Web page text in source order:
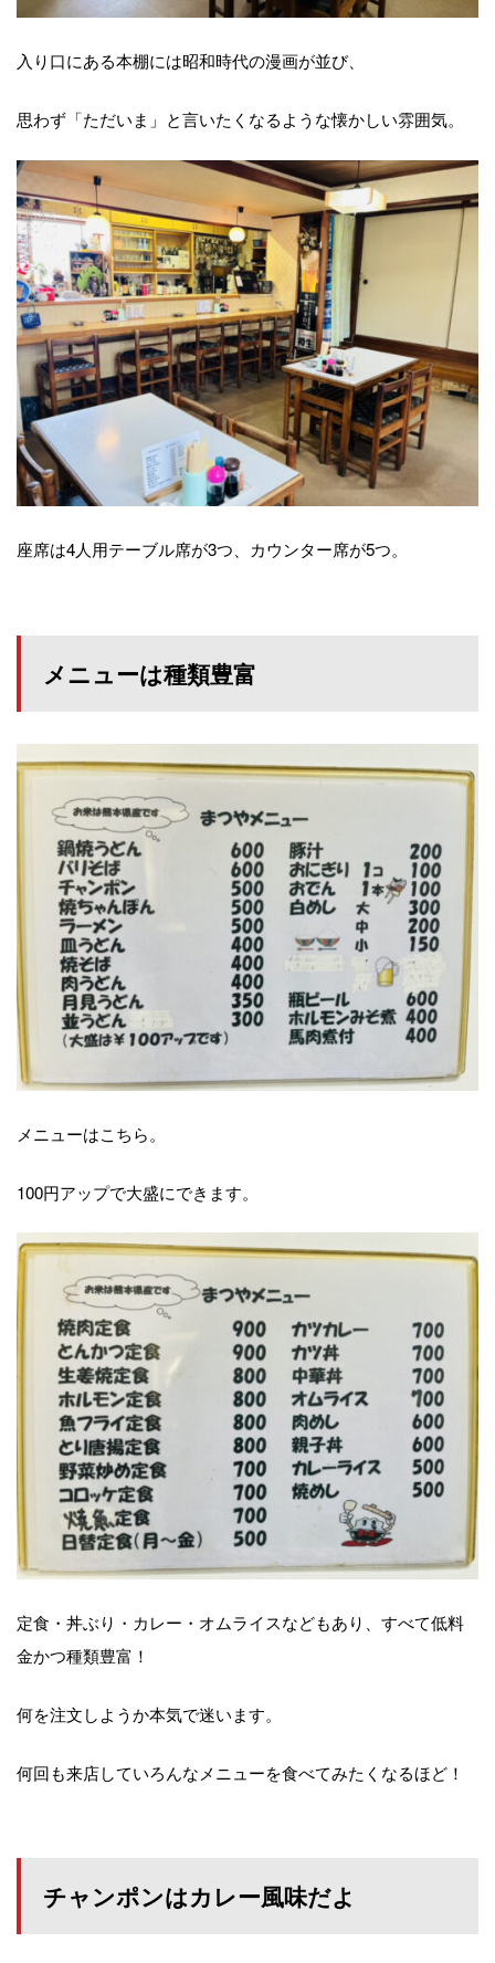
入り口にある本棚には昭和時代の漫画が並び、
思わず「ただいま」と言いたくなるような懐かしい雰囲気。
座席は4人用テーブル席が3つ、カウンター席が5つ。
メニューは種類豊富
メニューはこちら。
100円アップで大盛にできます。
定食・丼ぶり・カレー・オムライスなどもあり、すべて低料
金かつ種類豊富！
何を注文しようか本気で迷います。
何回も来店していろんなメニューを食べてみたくなるほど！
チャンポンはカレー風味だよ